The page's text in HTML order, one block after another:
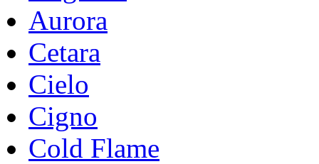
Aurora
Cetara
Cielo
Cigno
Cold Flame